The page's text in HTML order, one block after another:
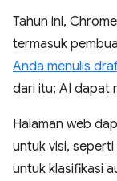
Tahun ini,
termasuk
Anda menulis
dari itu; AI dapat
Halaman web
untuk visi,
untuk klasifikasi